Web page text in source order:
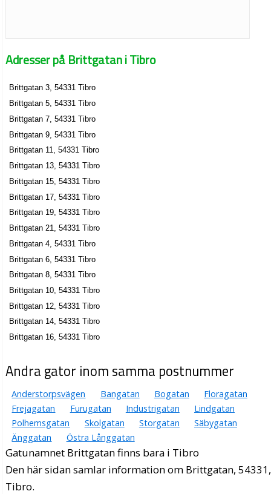
Adresser på Brittgatan i Tibro
Brittgatan 3, 54331 Tibro
Brittgatan 5, 54331 Tibro
Brittgatan 7, 54331 Tibro
Brittgatan 9, 54331 Tibro
Brittgatan 11, 54331 Tibro
Brittgatan 13, 54331 Tibro
Brittgatan 15, 54331 Tibro
Brittgatan 17, 54331 Tibro
Brittgatan 19, 54331 Tibro
Brittgatan 21, 54331 Tibro
Brittgatan 4, 54331 Tibro
Brittgatan 6, 54331 Tibro
Brittgatan 8, 54331 Tibro
Brittgatan 10, 54331 Tibro
Brittgatan 12, 54331 Tibro
Brittgatan 14, 54331 Tibro
Brittgatan 16, 54331 Tibro
Andra gator inom samma postnummer
Anderstorpsvägen Bangatan Bogatan
Floragatan
Frejagatan
Furugatan Industrigatan
Lindgatan
Polhemsgatan
Skolgatan Storgatan
Säbygatan
Änggatan
Östra Långgatan
Gatunamnet Brittgatan finns bara i Tibro
Den här sidan samlar information om Brittgatan, 54331,
Tibro.